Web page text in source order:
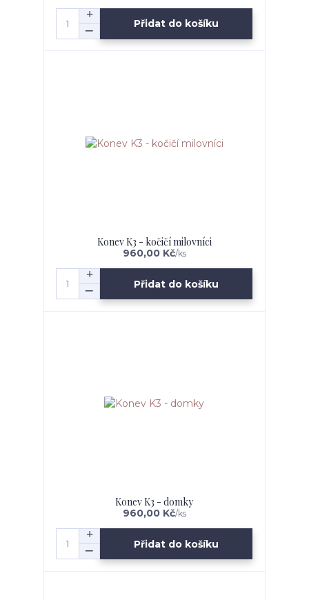
Přidat do košíku
Konev K3 - kočičí milovníci
960,00 Kč/ks
Přidat do košíku
Konev K3 - domky
960,00 Kč/ks
Přidat do košíku